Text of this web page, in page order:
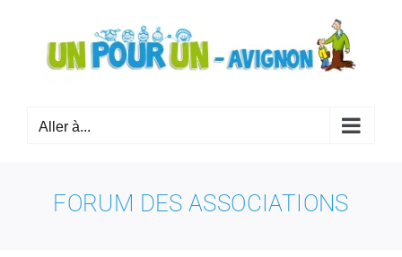
contenu
Aller à...
FORUM DES ASSOCIATIONS